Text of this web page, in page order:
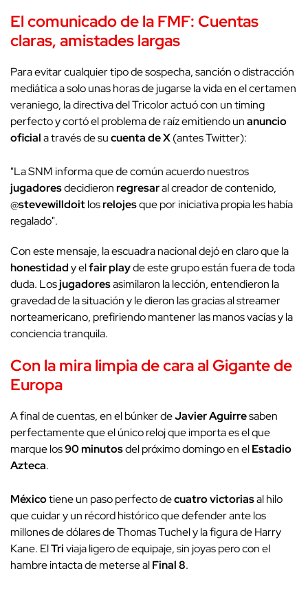
El comunicado de laFMF: Cuentas
claras, amistades largas
Para evitar cualquier tipo de sospecha, sanción o distracción
mediática a solo unas horas de jugarse la vida en el certamen
veraniego, la directiva del Tricolor actuó con un timing
perfecto y cortó el problema de raíz emitiendo unanuncio
oficiala través de sucuenta de X(antes Twitter):
"La SNM informa que de común acuerdo nuestros
jugadoresdecidieronregresaral creador de contenido,
@stevewilldoitlosrelojesque por iniciativa propia les había
regalado".
Con este mensaje, la escuadra nacional dejó en claro que la
honestidady elfair playde este grupo están fuera de toda
duda. Losjugadoresasimilaron la lección, entendieron la
gravedad de la situación y le dieron las gracias al streamer
norteamericano, prefiriendo mantener las manos vacías y la
conciencia tranquila.
Con la mira limpia de cara al Gigante de
Europa
A final de cuentas, en el búnker deJavier Aguirresaben
perfectamente que el único reloj que importa es el que
marque los90 minutosdel próximo domingo en elEstadio
Azteca.
Méxicotiene un paso perfecto decuatro victoriasal hilo
que cuidar y un récord histórico que defender ante los
millones de dólares de Thomas Tuchel y la figura de Harry
Kane. ElTriviaja ligero de equipaje, sin joyas pero con el
hambre intacta de meterse alFinal 8.